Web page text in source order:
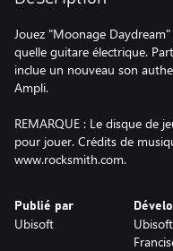
Jouez "Moonage
quelle guitare électrique.
inclue un nouveau son
Ampli.
REMARQUE : Le disque de
pour jouer. Crédits de
www.rocksmith.com.
Publié par
Ubisoft